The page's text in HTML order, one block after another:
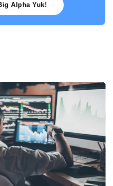
Alpha Yuk!